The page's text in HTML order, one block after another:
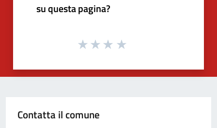
su questa pagina?
Contatta il comune